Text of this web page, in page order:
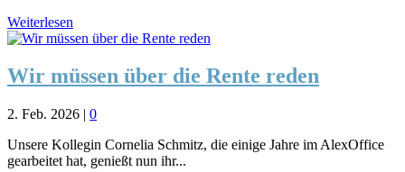
Weiterlesen
Wir müssen über die Rente reden
2. Feb. 2026 | 0
Unsere Kollegin Cornelia Schmitz, die einige Jahre im AlexOffice
gearbeitet hat, genießt nun ihr...